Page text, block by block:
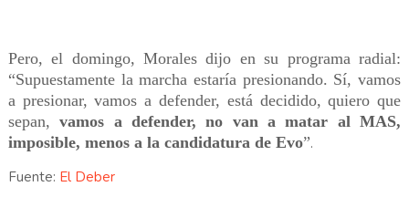
Pero, el domingo, Morales dijo en su programa radial:
“Supuestamente la marcha estaría presionando. Sí, vamos
a presionar, vamos a defender, está decidido, quiero que
sepan,vamos a defender, no van a matar al MAS,
imposible, menos a la candidatura de Evo”.
Fuente: El Deber